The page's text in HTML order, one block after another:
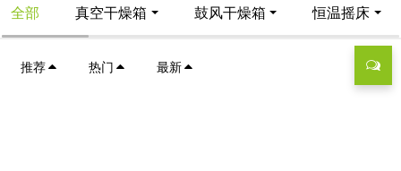
全部 真空干燥箱 鼓风干燥箱 恒温摇床
推荐 热门 最新